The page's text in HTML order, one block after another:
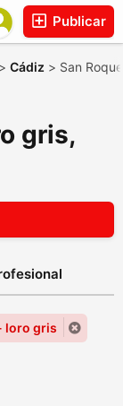
Publicar
> Cádiz > San Roque
gris,
loro gris